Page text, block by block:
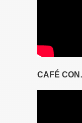
CAFÉ